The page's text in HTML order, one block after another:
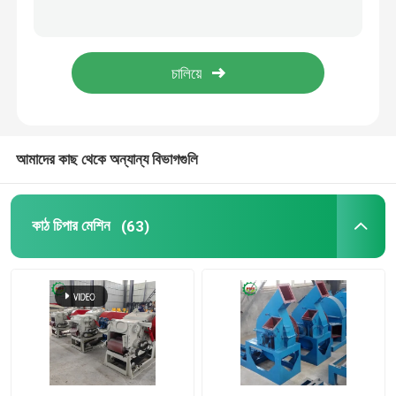
কাঠের ব্লক কাটার
কাঠের পিলেট মেশিন
কাঠ বিভাজন মেশিন
কাঠ শেভিং মেশিন
আমাদের কাছ থেকে অন্যান্য বিভাগগুলি
কাঠ চিপার মেশিন (63)